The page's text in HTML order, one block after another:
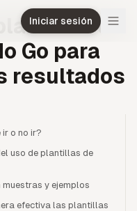
Iniciar sesiónde
Go para
resultados
ir o no ir?
uso de plantillas de
y ejemplos
efectiva las plantillas